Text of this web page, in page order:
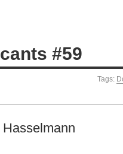
#59
Tags: